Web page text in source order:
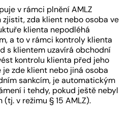
v rámci plnění AMLZ
zda klient nebo osoba ve
klienta nepodléhá
a to v rámci kontroly klienta
s klientem uzavírá obchodní
kontrolu klienta před jeho
je zde klient nebo jiná osoba
sankcím, je automatickým
i tehdy, pokud ještě nebyl
v režimu § 15 AMLZ).